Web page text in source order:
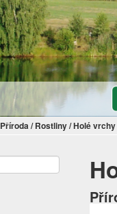
Příroda/ Rostliny/Holé vrchy